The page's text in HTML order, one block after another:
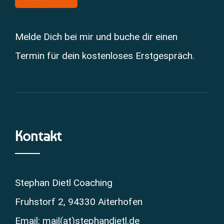
Melde Dich bei mir und buche dir einen
Termin für dein kostenloses Erstgespräch.
Kontakt
Stephan Dietl Coaching
Fruhstorf 2, 94330 Aiterhofen
Email: mail(at)stephandietl.de